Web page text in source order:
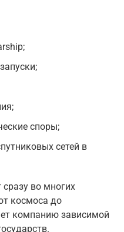
споры;
сетей в
сразу во многих
космоса до
компанию зависимой